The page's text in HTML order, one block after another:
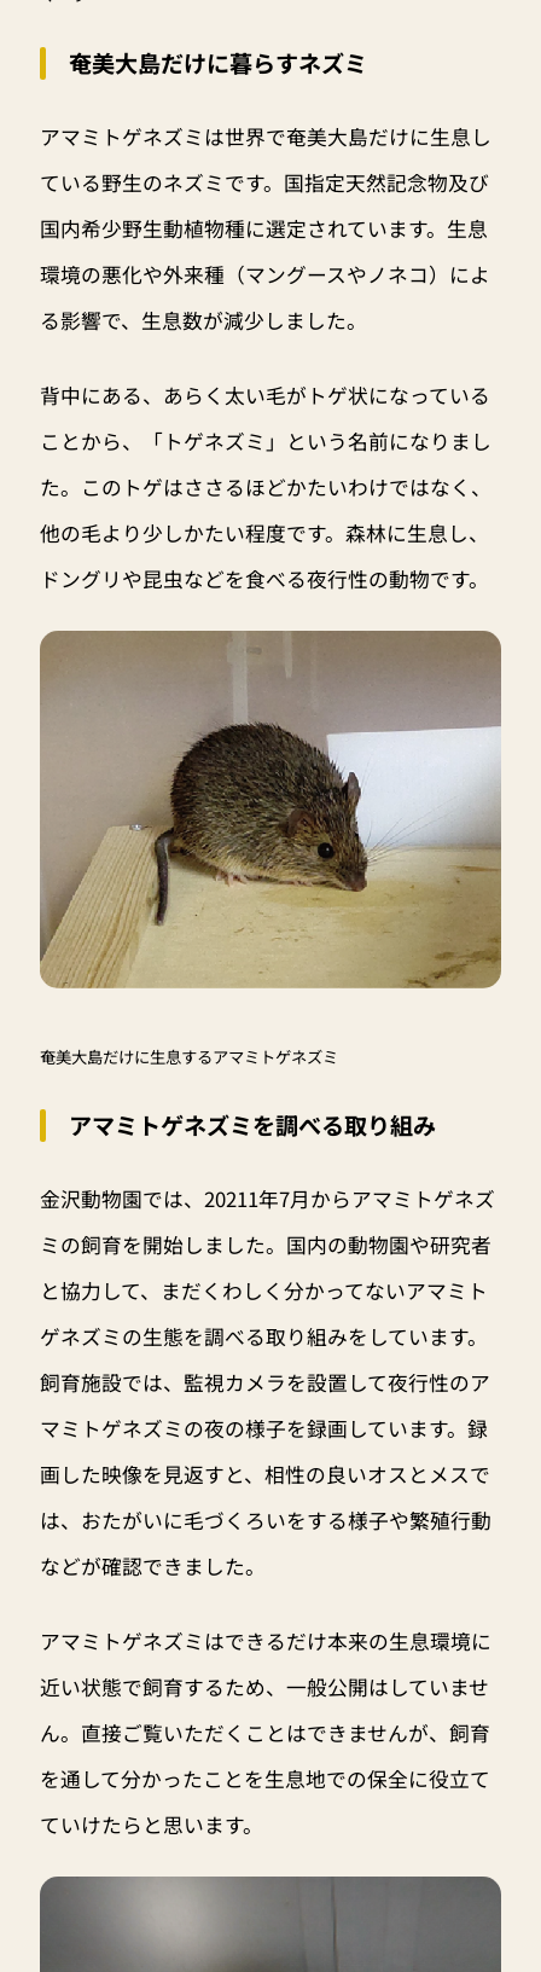
奄美大島だけに暮らすネズミ
アマミトゲネズミは世界で奄美大島だけに生息し
ている野生のネズミです。国指定天然記念物及び
国内希少野生動植物種に選定されています。生息
環境の悪化や外来種（マングースやノネコ）によ
る影響で、生息数が減少しました。
背中にある、あらく太い毛がトゲ状になっている
ことから、「トゲネズミ」という名前になりまし
た。このトゲはささるほどかたいわけではなく、
他の毛より少しかたい程度です。森林に生息し、
ドングリや昆虫などを食べる夜行性の動物です。
奄美大島だけに生息するアマミトゲネズミ
アマミトゲネズミを調べる取り組み
金沢動物園では、20211年7月からアマミトゲネズ
ミの飼育を開始しました。国内の動物園や研究者
と協力して、まだくわしく分かってないアマミト
ゲネズミの生態を調べる取り組みをしています。
飼育施設では、監視カメラを設置して夜行性のア
マミトゲネズミの夜の様子を録画しています。録
画した映像を見返すと、相性の良いオスとメスで
は、おたがいに毛づくろいをする様子や繁殖行動
などが確認できました。
アマミトゲネズミはできるだけ本来の生息環境に
近い状態で飼育するため、一般公開はしていませ
ん。直接ご覧いただくことはできませんが、飼育
を通して分かったことを生息地での保全に役立て
ていけたらと思います。